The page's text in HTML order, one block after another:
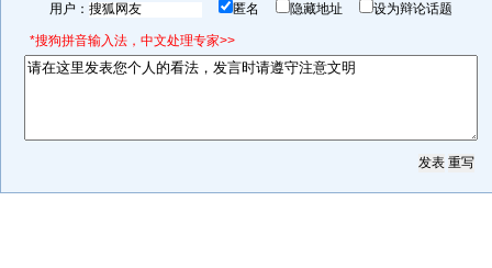
用户： 匿名 隐藏地址 设为辩论话题
*搜狗拼音输入法，中文处理专家>>